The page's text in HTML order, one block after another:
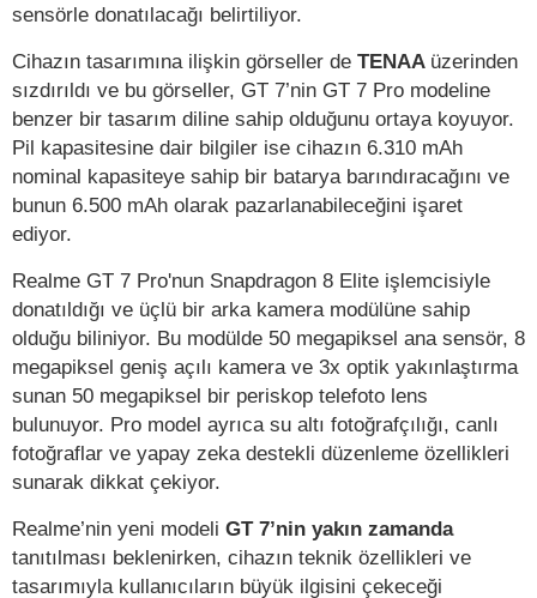
sensörle donatılacağı belirtiliyor.
Cihazın tasarımına ilişkin görseller de TENAA üzerinden
sızdırıldı ve bu görseller, GT 7’nin GT 7 Pro modeline
benzer bir tasarım diline sahip olduğunu ortaya koyuyor.
Pil kapasitesine dair bilgiler ise cihazın 6.310 mAh
nominal kapasiteye sahip bir batarya barındıracağını ve
bunun 6.500 mAh olarak pazarlanabileceğini işaret
ediyor.
Realme GT 7 Pro'nun Snapdragon 8 Elite işlemcisiyle
donatıldığı ve üçlü bir arka kamera modülüne sahip
olduğu biliniyor. Bu modülde 50 megapiksel ana sensör, 8
megapiksel geniş açılı kamera ve 3x optik yakınlaştırma
sunan 50 megapiksel bir periskop telefoto lens
bulunuyor. Pro model ayrıca su altı fotoğrafçılığı, canlı
fotoğraflar ve yapay zeka destekli düzenleme özellikleri
sunarak dikkat çekiyor.
Realme’nin yeni modeli GT 7’nin yakın zamanda
tanıtılması beklenirken, cihazın teknik özellikleri ve
tasarımıyla kullanıcıların büyük ilgisini çekeceği